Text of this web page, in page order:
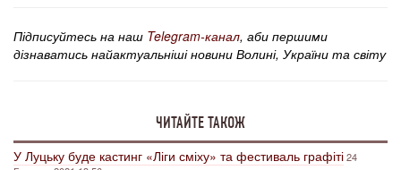
Підписуйтесь на наш Telegram-канал, аби першими
дізнаватись найактуальніші новини Волині, України та світу
ЧИТАЙТЕ ТАКОЖ
У Луцьку буде кастинг «Ліги сміху» та фестиваль графіті24